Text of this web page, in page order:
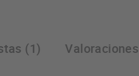
(1) Valoraciones